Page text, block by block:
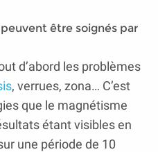
être soignés par
d’abord les problèmes
, verrues, zona… C’est
que le magnétisme
étant visibles en
une période de 10